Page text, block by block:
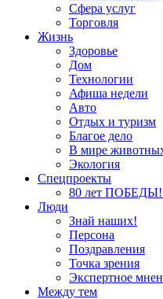
Сфера услуг
Торговля
Жизнь
Здоровье
Дом
Технологии
Афиша недели
Авто
Отдых и туризм
Благое дело
В мире
Экология
Спецпроекты
80 лет ПОБЕДЫ!
Люди
Знай наших!
Персона
Поздравления
Точка зрения
Экспертное
Между тем